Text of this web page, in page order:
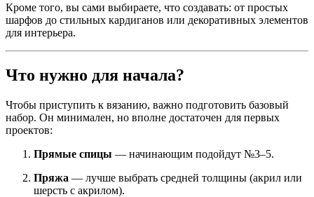
Кроме того, вы сами выбираете, что создавать: от простых
шарфов до стильных кардиганов или декоративных элементов
для интерьера.
Что нужно для начала?
Чтобы приступить к вязанию, важно подготовить базовый
набор. Он минимален, но вполне достаточен для первых
проектов:
Прямые спицы — начинающим подойдут №3–5.
Пряжа — лучше выбрать средней толщины (акрил или
шерсть с акрилом).